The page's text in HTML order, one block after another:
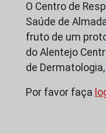
O Centro de
Saúde de
fruto de um
do Alentejo
de
Por favor faça